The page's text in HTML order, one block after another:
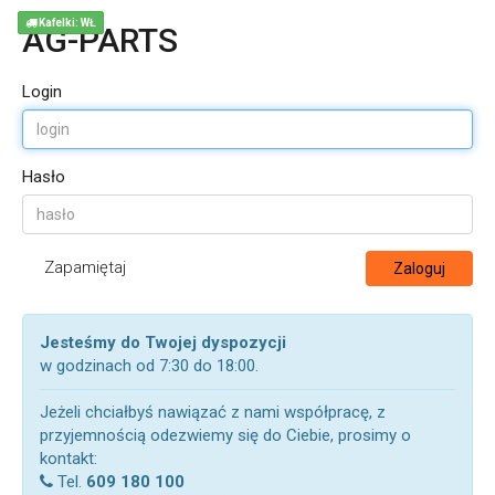
AG-PARTS
Login
Hasło
Zapamiętaj Zaloguj
Jesteśmy do Twojej dyspozycji
w godzinach od 7:30 do 18:00.
Jeżeli chciałbyś nawiązać z nami współpracę, z
przyjemnością odezwiemy się do Ciebie, prosimy o
kontakt:
Tel. 609 180 100
Kafelki: WŁ